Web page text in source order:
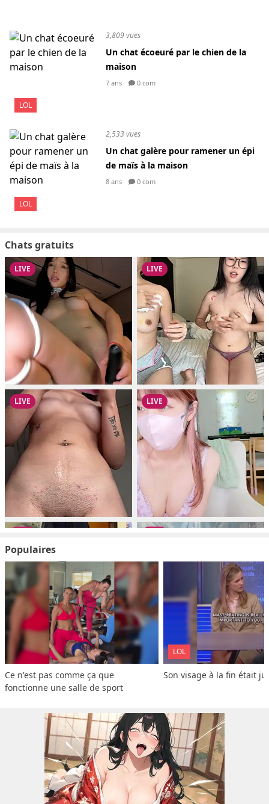
LOL
3,809 vues
Un chat écoeuré par le chien de la
maison
7 ans 0 com
LOL
2,533 vues
Un chat galère pour ramener un épi
de maïs à la maison
8 ans 0 com
Chats gratuits
Populaires
Ce n'est pas comme ça que
fonctionne une salle de sport
LOL
Son visage à la fin était